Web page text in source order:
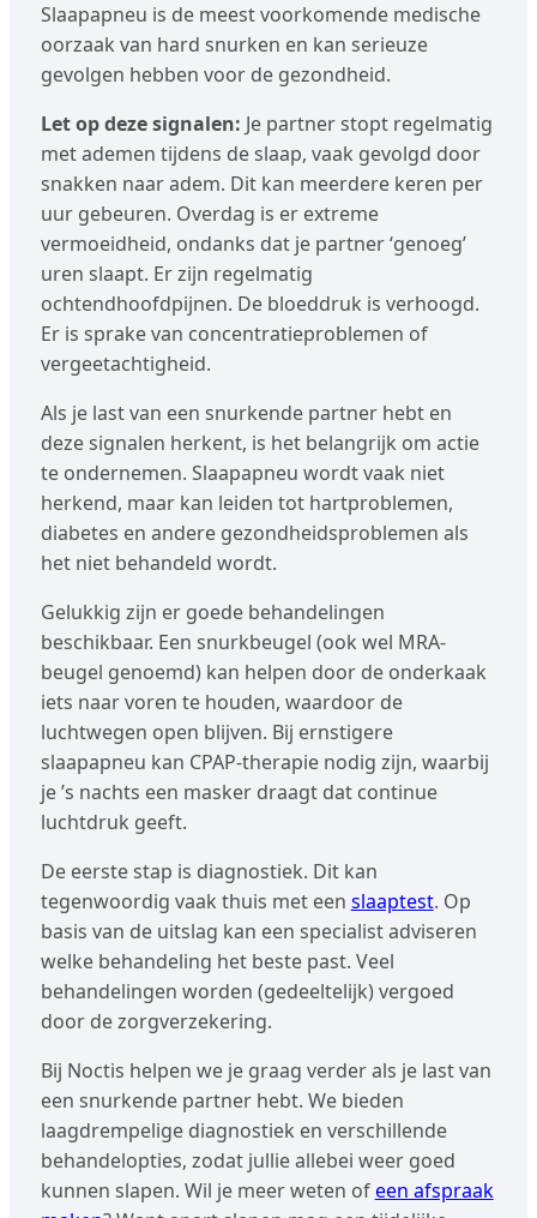
Slaapapneu is de meest voorkomende medische
oorzaak van hard snurken en kan serieuze
gevolgen hebben voor de gezondheid.
Let op deze signalen: Je partner stopt regelmatig
met ademen tijdens de slaap, vaak gevolgd door
snakken naar adem. Dit kan meerdere keren per
uur gebeuren. Overdag is er extreme
vermoeidheid, ondanks dat je partner ‘genoeg’
uren slaapt. Er zijn regelmatig
ochtendhoofdpijnen. De bloeddruk is verhoogd.
Er is sprake van concentratieproblemen of
vergeetachtigheid.
Als je last van een snurkende partner hebt en
deze signalen herkent, is het belangrijk om actie
te ondernemen. Slaapapneu wordt vaak niet
herkend, maar kan leiden tot hartproblemen,
diabetes en andere gezondheidsproblemen als
het niet behandeld wordt.
Gelukkig zijn er goede behandelingen
beschikbaar. Een snurkbeugel (ook wel MRA-
beugel genoemd) kan helpen door de onderkaak
iets naar voren te houden, waardoor de
luchtwegen open blijven. Bij ernstigere
slaapapneu kan CPAP-therapie nodig zijn, waarbij
je ’s nachts een masker draagt dat continue
luchtdruk geeft.
De eerste stap is diagnostiek. Dit kan
tegenwoordig vaak thuis met een slaaptest. Op
basis van de uitslag kan een specialist adviseren
welke behandeling het beste past. Veel
behandelingen worden (gedeeltelijk) vergoed
door de zorgverzekering.
Bij Noctis helpen we je graag verder als je last van
een snurkende partner hebt. We bieden
laagdrempelige diagnostiek en verschillende
behandelopties, zodat jullie allebei weer goed
kunnen slapen. Wil je meer weten ofeen afspraak